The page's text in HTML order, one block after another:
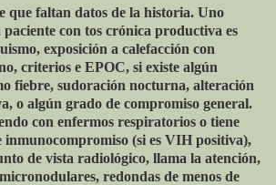
que faltan datos de la historia. Uno
con tos crónica productiva es
exposición a calefacción con
criterios e EPOC, si existe algún
fiebre, sudoración nocturna, alteración
o algún grado de compromiso general.
con enfermos respiratorios o tiene
inmunocompromiso (si es VIH positiva),
de vista radiológico, llama la atención,
redondas de menos de